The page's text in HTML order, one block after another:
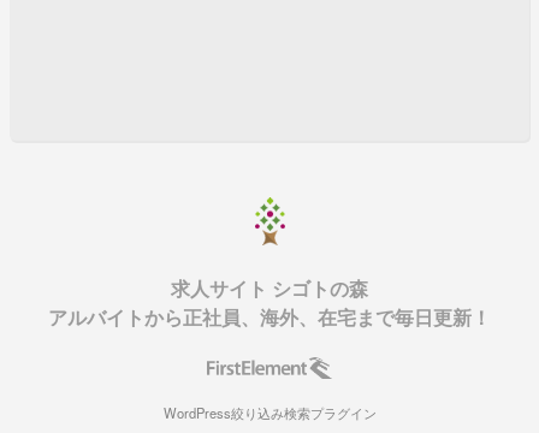
求人サイト シゴトの森
アルバイトから正社員、海外、在宅まで毎日更新！
WordPress絞り込み検索プラグイン